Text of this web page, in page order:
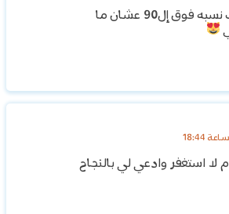
ادعو لي اجيب نسبه فوق إل90 عشان ما
18:44
لا استغفر وادعي لي بالنجاح